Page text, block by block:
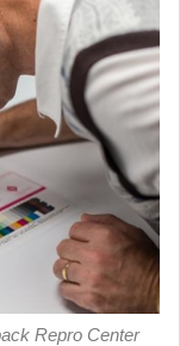
Repro Center